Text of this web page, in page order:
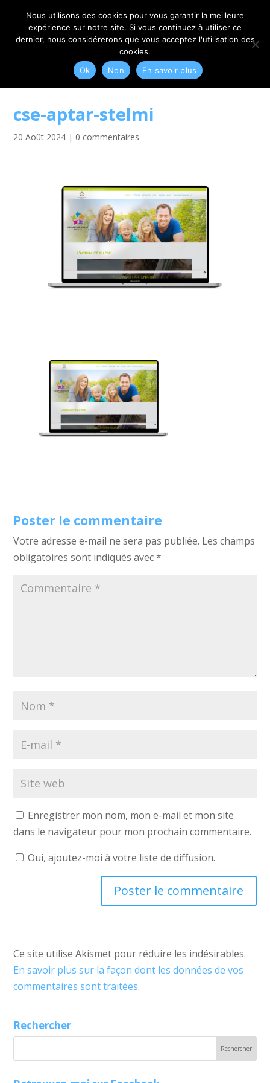
06 79 42 10 00 CONTACT@MYRIAM-CORBET.NET
cse-aptar-stelmi
20 Août 2024 | 0 commentaires
Poster le commentaire
Votre adresse e-mail ne sera pas publiée. Les champs
obligatoires sont indiqués avec*
Enregistrer mon nom, mon e-mail et mon site
dans le navigateur pour mon prochain commentaire.
Oui, ajoutez-moi à votre liste de diffusion.
Ce site utilise Akismet pour réduire les indésirables.
En savoir plus sur la façon dont les données de vos
commentaires sont traitées.
Rechercher
Nous utilisons des cookies pour vous garantir la meilleure
expérience sur notre site. Si vous continuez à utiliser ce
dernier, nous considérerons que vous acceptez l'utilisation des
cookies.
Ok
Non En savoir plus